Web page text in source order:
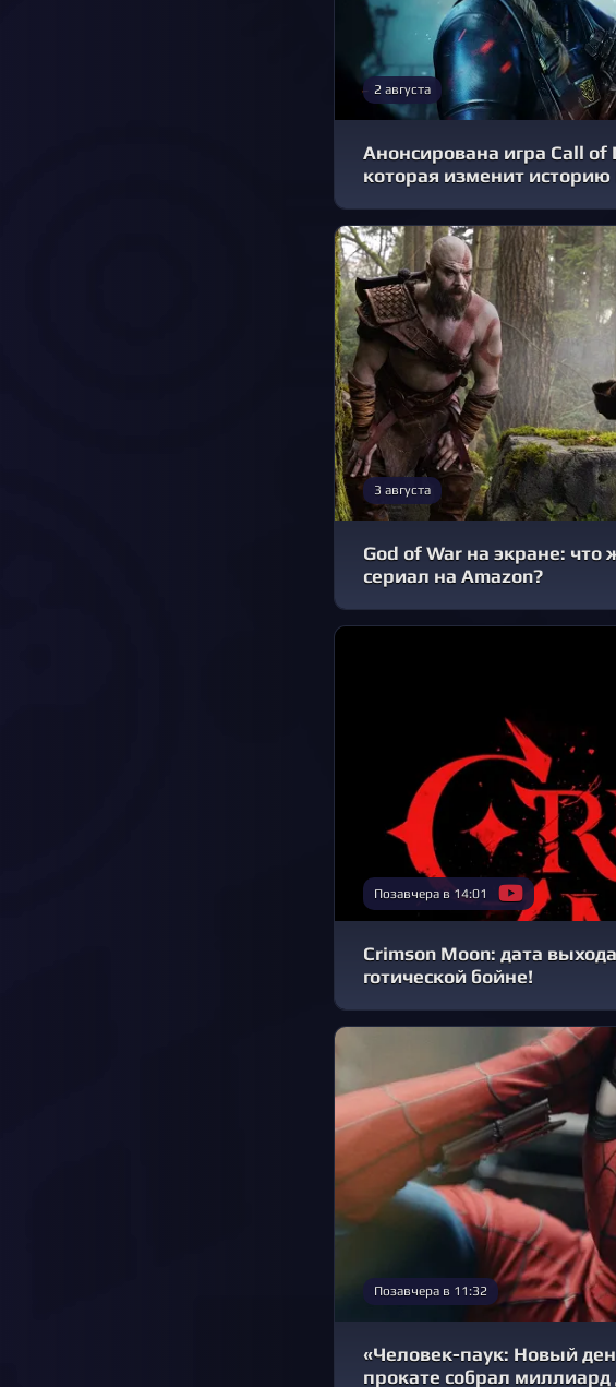
2 августа
Анонсирована игра Call of
которая изменит историю
3 августа
God of War на экране: что
сериал на Amazon?
Позавчера в 14:01
Crimson Moon: дата
готической бойне!
Позавчера в 11:32
«Человек-паук: Новый
прокате собрал миллиард